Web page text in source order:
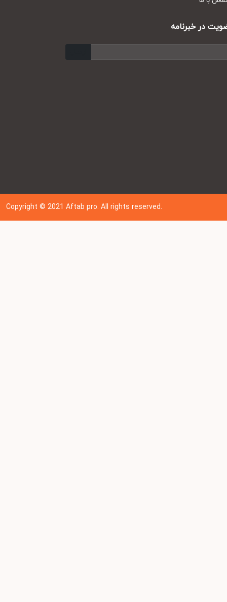
در خبرنامه
Copyright © 202 1Aftab pro. All rights reserved.